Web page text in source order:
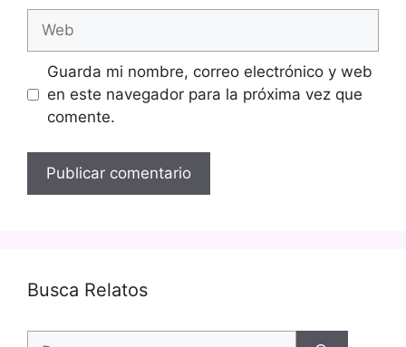
Web
Guarda mi nombre, correo electrónico y web
en este navegador para la próxima vez que
comente.
Busca Relatos